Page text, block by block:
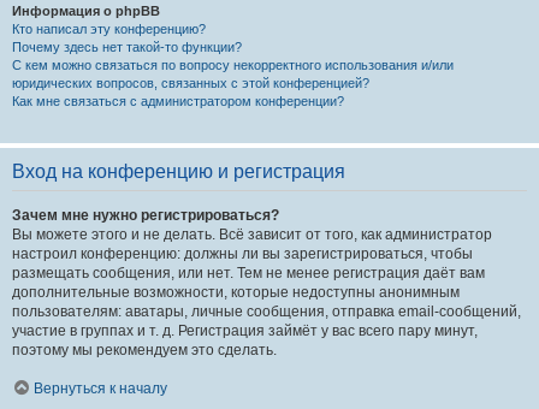
Информация о phpBB
Кто написал эту конференцию?
Почему здесь нет такой-то функции?
С кем можно связаться по вопросу некорректного использования и/или
юридических вопросов, связанных с этой конференцией?
Как мне связаться с администратором конференции?
Вход на конференцию и регистрация
Зачем мне нужно регистрироваться?
Вы можете этого и не делать. Всё зависит от того, как администратор
настроил конференцию: должны ли вы зарегистрироваться, чтобы
размещать сообщения, или нет. Тем не менее регистрация даёт вам
дополнительные возможности, которые недоступны анонимным
пользователям: аватары, личные сообщения, отправка email-сообщений,
участие в группах и т. д. Регистрация займёт у вас всего пару минут,
поэтому мы рекомендуем это сделать.
Вернуться к началу